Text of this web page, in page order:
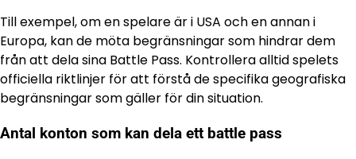
Till exempel, om en spelare är i USA och en annan i
Europa, kan de möta begränsningar som hindrar dem
från att dela sina Battle Pass. Kontrollera alltid spelets
officiella riktlinjer för att förstå de specifika geografiska
begränsningar som gäller för din situation.
Antal konton som kan dela ett battle pass